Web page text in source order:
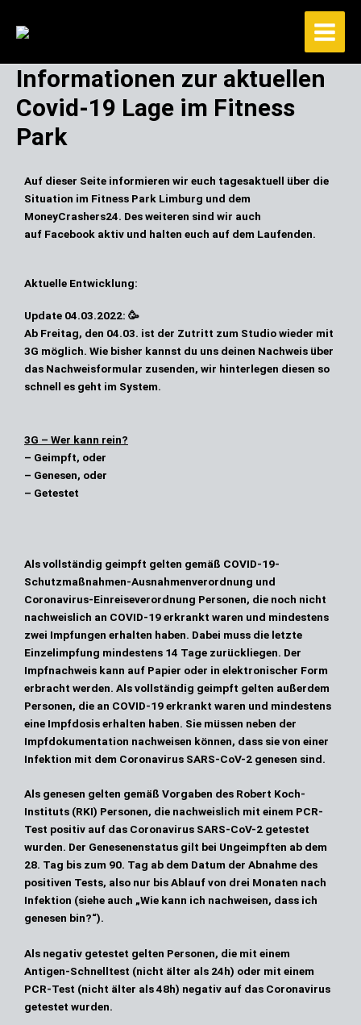
Inhalt
Informationen zur aktuellen
Covid-19 Lage im Fitness
Park
Auf dieser Seite informieren wir euch tagesaktuell über die
Situation im Fitness Park Limburg und dem
MoneyCrashers24. Des weiteren sind wir auch
auf Facebook aktiv und halten euch auf dem Laufenden.
Aktuelle Entwicklung:
Update 04.03.2022: 🥳
Ab Freitag, den 04.03. ist der Zutritt zum Studio wieder mit
3G möglich. Wie bisher kannst du uns deinen Nachweis über
das Nachweisformular zusenden, wir hinterlegen diesen so
schnell es geht im System.
3G – Wer kann rein?
– Geimpft, oder
– Genesen, oder
– Getestet
Als vollständig geimpft gelten gemäß COVID-19-
Schutzmaßnahmen-Ausnahmenverordnung und
Coronavirus-Einreiseverordnung Personen, die noch nicht
nachweislich an COVID-19 erkrankt waren und mindestens
zwei Impfungen erhalten haben. Dabei muss die letzte
Einzelimpfung mindestens 14 Tage zurückliegen. Der
Impfnachweis kann auf Papier oder in elektronischer Form
erbracht werden. Als vollständig geimpft gelten außerdem
Personen, die an COVID-19 erkrankt waren und mindestens
eine Impfdosis erhalten haben. Sie müssen neben der
Impfdokumentation nachweisen können, dass sie von einer
Infektion mit dem Coronavirus SARS-CoV-2 genesen sind.
Als genesen gelten gemäß Vorgaben des Robert Koch-
Instituts (RKI) Personen, die nachweislich mit einem PCR-
Test positiv auf das Coronavirus SARS-CoV-2 getestet
wurden. Der Genesenenstatus gilt bei Ungeimpften ab dem
28. Tag bis zum 90. Tag ab dem Datum der Abnahme des
positiven Tests, also nur bis Ablauf von drei Monaten nach
Infektion (siehe auch „Wie kann ich nachweisen, dass ich
genesen bin?“).
Als negativ getestet gelten Personen, die mit einem
Antigen-Schnelltest (nicht älter als 24h) oder mit einem
PCR-Test (nicht älter als 48h) negativ auf das Coronavirus
getestet wurden.